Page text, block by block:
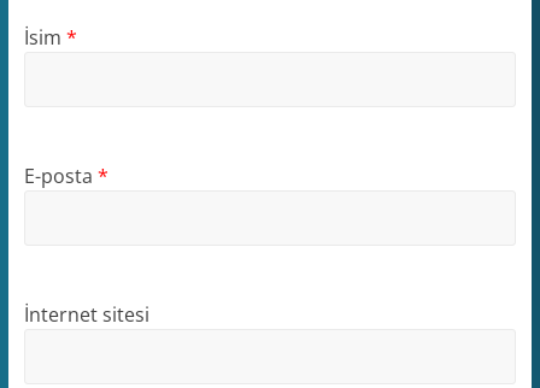
İsim *
E-posta *
İnternet sitesi